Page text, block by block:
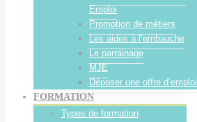
Emploi
Promotion de métiers
Les aides à l’embauche
Le parrainage
MJE
Déposer une offre d’emploi
FORMATION
Types de formation